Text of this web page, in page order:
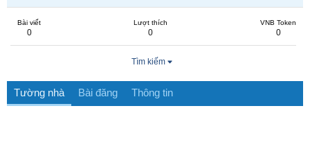
Bài viết
0
Lượt thích
0
VNB Token
0
Tìm kiếm
Tường nhà Bài đăng Thông tin